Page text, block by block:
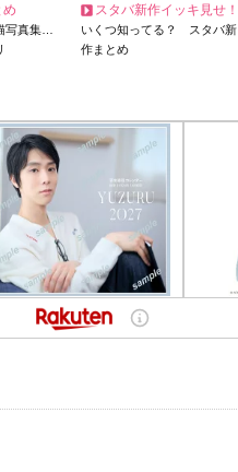
め
写真集…
スタバ新作イッキ見せ！
いくつ知ってる？ スタバ新
作まとめ